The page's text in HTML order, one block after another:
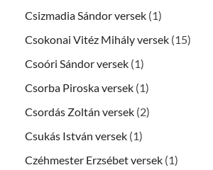
Csizmadia Sándor versek (1)
Csokonai Vitéz Mihály versek (15)
Csoóri Sándor versek (1)
Csorba Piroska versek (1)
Csordás Zoltán versek (2)
Csukás István versek (1)
Czéhmester Erzsébet versek (1)